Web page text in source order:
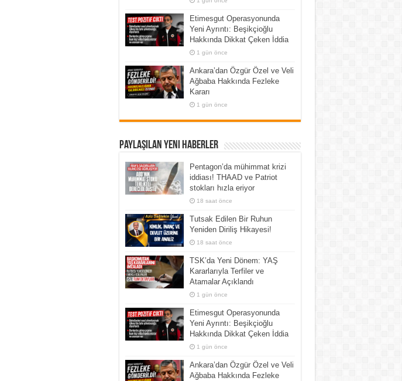
Etimesgut Operasyonunda
Yeni Ayrıntı: Beşikçioğlu
Hakkında Dikkat Çeken İddia
1 gün önce
Ankara’dan Özgür Özel ve Veli
Ağbaba Hakkında Fezleke
Kararı
1 gün önce
Paylaşılan Yeni Haberler
Pentagon’da mühimmat krizi
iddiası! THAAD ve Patriot
stokları hızla eriyor
18 saat önce
Tutsak Edilen Bir Ruhun
Yeniden Diriliş Hikayesi!
18 saat önce
TSK’da Yeni Dönem: YAŞ
Kararlarıyla Terfiler ve
Atamalar Açıklandı
1 gün önce
Etimesgut Operasyonunda
Yeni Ayrıntı: Beşikçioğlu
Hakkında Dikkat Çeken İddia
1 gün önce
Ankara’dan Özgür Özel ve Veli
Ağbaba Hakkında Fezleke